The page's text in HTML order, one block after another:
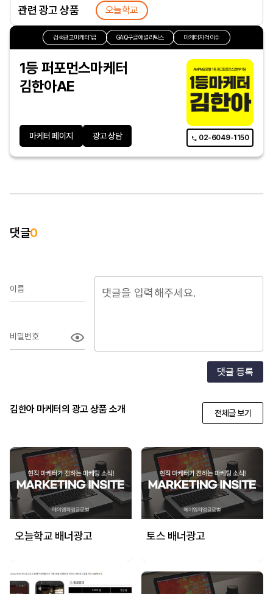
관련 광고 상품 오늘학교
검색광고마케터1급 GAIQ구글애널리틱스 마케터자격이수
1등 퍼포먼스마케터
김한아AE
마케터 페이지 광고 상담 02-6049-1150
댓글0
이름
비밀번호
댓글 등록
김한아 마케터의 광고 상품 소개 전체글 보기
오늘학교 배너광고 토스 배너광고